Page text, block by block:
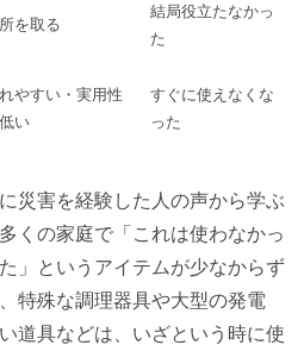
を取る
結局役立たなかっ
た
やすい・実用性
い
すぐに使えなくな
った
災害を経験した人の声から学ぶ
くの家庭で「これは使わなかっ
」というアイテムが少なからず
特殊な調理器具や大型の発電
道具などは、いざという時に使